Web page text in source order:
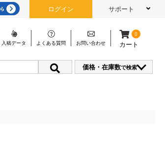
ログイン サポート
入稿データ よくある質問 お問い合わせ
0
カート
価格・在庫数で検索